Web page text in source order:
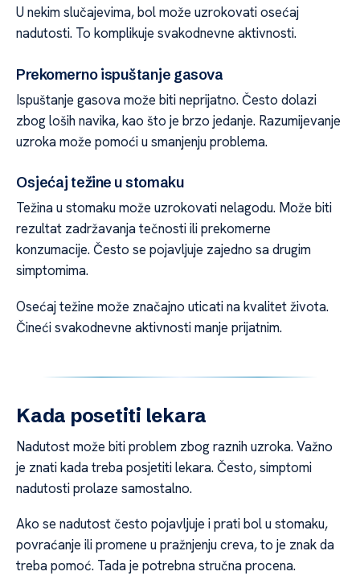
U nekim slučajevima, bol može uzrokovati osećaj
nadutosti. To komplikuje svakodnevne aktivnosti.
Prekomerno ispuštanje gasova
Ispuštanje gasova može biti neprijatno. Često dolazi
zbog loših navika, kao što je brzo jedanje. Razumijevanje
uzroka može pomoći u smanjenju problema.
Osjećaj težine u stomaku
Težina u stomaku može uzrokovati nelagodu. Može biti
rezultat zadržavanja tečnosti ili prekomerne
konzumacije. Često se pojavljuje zajedno sa drugim
simptomima.
Osećaj težine može značajno uticati na kvalitet života.
Čineći svakodnevne aktivnosti manje prijatnim.
Kada posetiti lekara
Nadutost može biti problem zbog raznih uzroka. Važno
je znati kada treba posjetiti lekara. Često, simptomi
nadutosti prolaze samostalno.
Ako se nadutost često pojavljuje i prati bol u stomaku,
povraćanje ili promene u pražnjenju creva, to je znak da
treba pomoć. Tada je potrebna stručna procena.